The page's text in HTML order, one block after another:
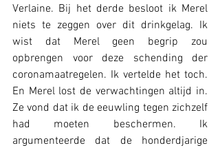
Verlaine. Bij het derde besloot ik Merel
niets te zeggen over dit drinkgelag. Ik
wist dat Merel geen begrip zou
opbrengen voor deze schending der
coronamaatregelen. Ik vertelde het toch.
En Merel lost de verwachtingen altijd in.
Ze vond dat ik de eeuwling tegen zichzelf
had moeten beschermen. Ik